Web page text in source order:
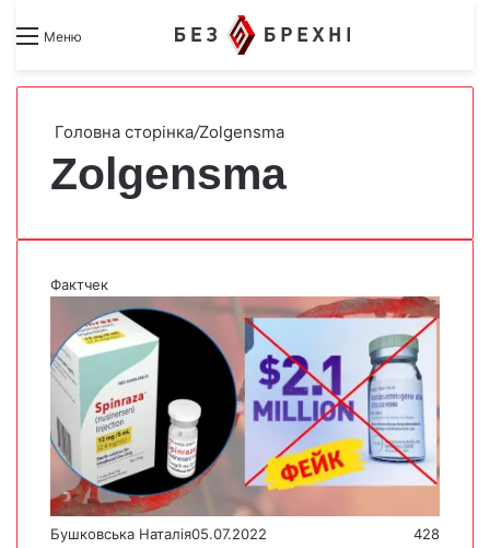
Меню Search forSwitch skin
Головна сторінка/Zolgensma
Zolgensma
Фактчек
Бушковська Наталія05.07.2022 428